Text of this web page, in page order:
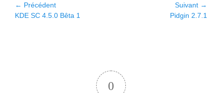
Navigation
de
← Précédent
Article
KDE SC 4.5.0 Bêta 1
Suivant →
Pidgin 2.7.1
0